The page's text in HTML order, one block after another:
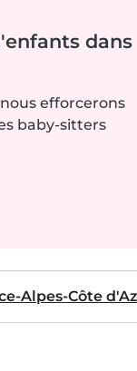
dans
efforcerons
baby-sitters
Alpes-Côte